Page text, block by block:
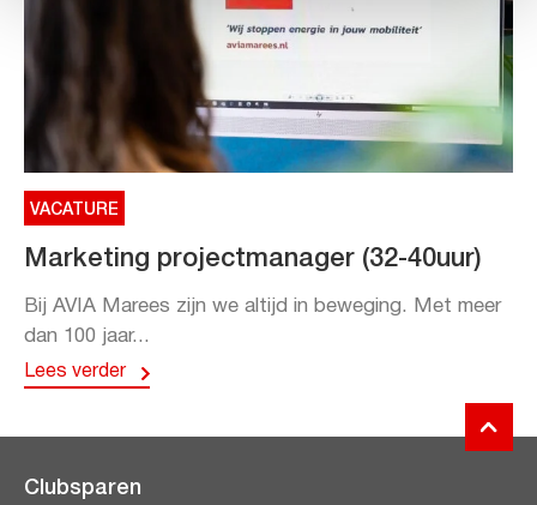
VACATURE
Marketing projectmanager (32-40uur)
Bij AVIA Marees zijn we altijd in beweging. Met meer
dan 100 jaar...
Lees verder
Clubsparen